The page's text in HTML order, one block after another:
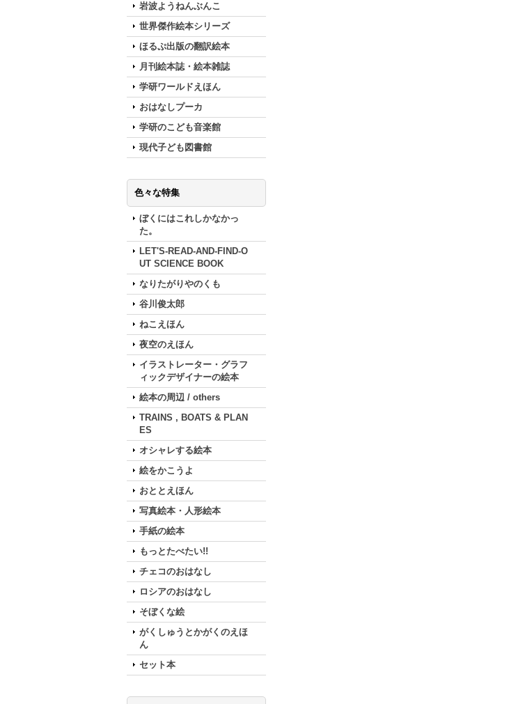
岩波ようねんぶんこ
世界傑作絵本シリーズ
ほるぷ出版の翻訳絵本
月刊絵本誌・絵本雑誌
学研ワールドえほん
おはなしプーカ
学研のこども音楽館
現代子ども図書館
色々な特集
ぼくにはこれしかなかっ
た。
LET'S-READ-AND-FIND-O
UT SCIENCE BOOK
なりたがりやのくも
谷川俊太郎
ねこえほん
夜空のえほん
イラストレーター・グラフ
ィックデザイナーの絵本
絵本の周辺 / others
TRAINS , BOATS & PLAN
ES
オシャレする絵本
絵をかこうよ
おととえほん
写真絵本・人形絵本
手紙の絵本
もっとたべたい!!
チェコのおはなし
ロシアのおはなし
そぼくな絵
がくしゅうとかがくのえほ
ん
セット本